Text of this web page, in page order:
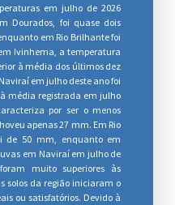
em julho de 2026
Dourados, foi quase dois
em Rio Brilhante foi
Ivinhema, a temperatura
à média dos últimos dez
em julho deste ano foi
média registrada em julho
por ser o menos
apenas 27 mm. Em Rio
de 50 mm, enquanto em
em Naviraí em julho de
muito superiores às
solos da região iniciaram o
ou satisfatórios. Devido à